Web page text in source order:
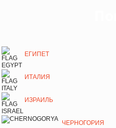
ЕГИПЕТ
ИТАЛИЯ
ИЗРАИЛЬ
ЧЕРНОГОРИЯ